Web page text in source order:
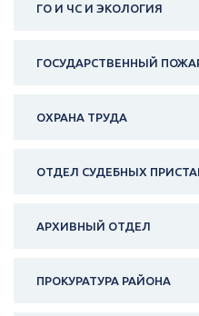
ГО И ЧС И ЭКОЛОГИЯ
ГОСУДАРСТВЕННЫЙ
ОХРАНА ТРУДА
ОТДЕЛ СУДЕБНЫХ
АРХИВНЫЙ ОТДЕЛ
ПРОКУРАТУРА РАЙОНА